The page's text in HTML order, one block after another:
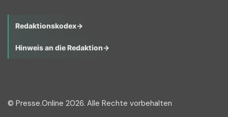
Redaktionskodex→
Hinweis an die Redaktion→
© Presse.Online 2026. Alle Rechte vorbehalten